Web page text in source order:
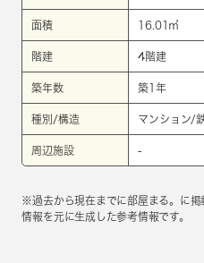
面積 16.01㎡
階建 4階建
築年数 築1年
種別/構造 マンション/
周辺施設 -
※過去から現在までに部屋まる。に掲
情報を元に生成した参考情報です。